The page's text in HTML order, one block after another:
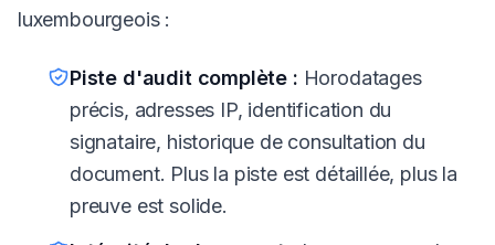
luxembourgeois :
Piste d'audit complète : Horodatages
précis, adresses IP, identification du
signataire, historique de consultation du
document. Plus la piste est détaillée, plus la
preuve est solide.